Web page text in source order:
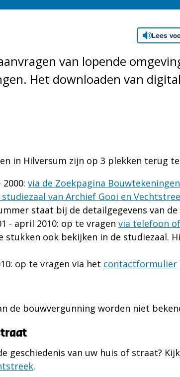
Lees
van lopende
Het downloaden van
in Hilversum zijn op 3 plekken terug
via de Zoekpagina
studiezaal van Archief Gooi en
staat bij de detailgegevens van
- april 2010: op te vragen via telefoon
stukken ook bekijken in de studiezaal.
op te vragen via het contactformulier
de bouwvergunning worden niet
geschiedenis van uw huis of straat?
.